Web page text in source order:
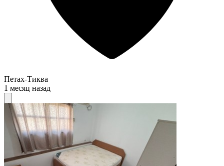
Петах-Тиква
1 месяц назад